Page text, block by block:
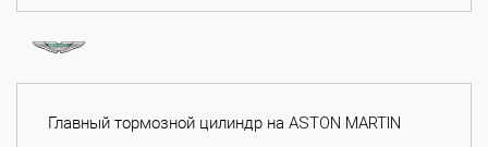
Главный тормозной цилиндр на ASTON MARTIN